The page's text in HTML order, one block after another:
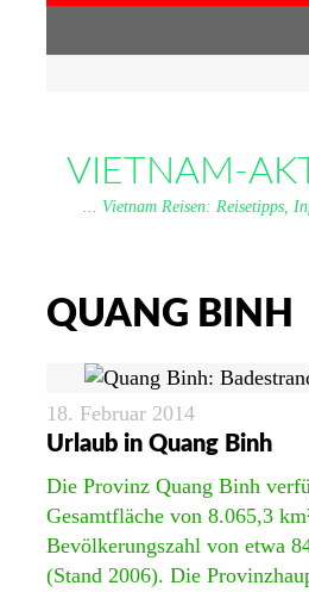
VIETNAM-
... Vietnam Reisen: Reisetipps,
QUANG BINH
18. Februar 2014
Urlaub in Quang Binh
Die Provinz Quang Binh
Gesamtfläche von 8.065,3
Bevölkerungszahl von etwa
(Stand 2006). Die